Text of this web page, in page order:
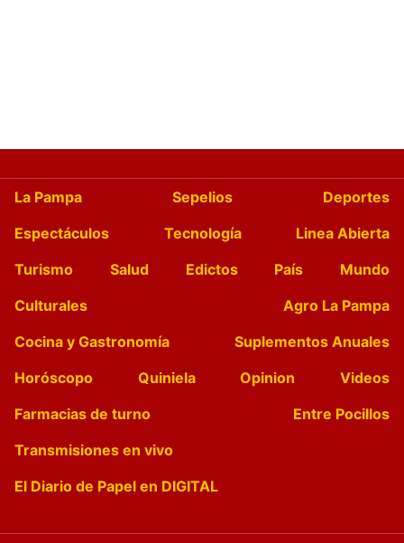
La Pampa Sepelios
Deportes
Espectáculos
Tecnología
Linea Abierta
Turismo
Salud Edictos País
Mundo
Culturales
Agro La Pampa
Cocina y Gastronomía
Suplementos Anuales
Horóscopo
Quiniela Opinion
Videos
Farmacias de turno
Entre Pocillos
Transmisiones en vivo
El Diario de Papel en DIGITAL